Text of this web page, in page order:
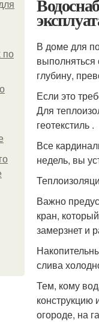
по
В доме для
выполняться
глубину,
Если это
Для
геотекстиль .
Все
недель, вы
Важно
кран,
замерзнет и
слива
Тем, кому
конструкцию
огороде, на